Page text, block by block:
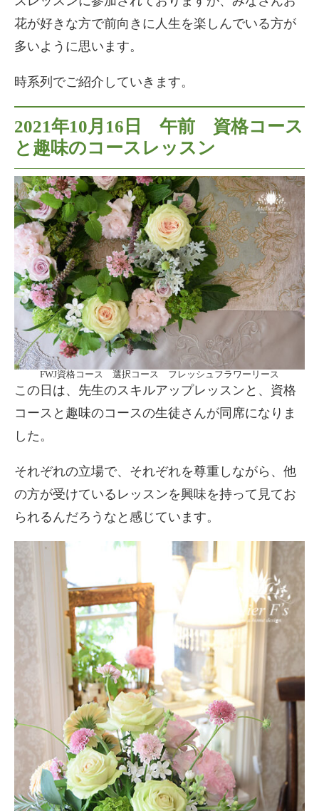
花が好きな方で前向きに人生を楽しんでいる方が
多いように思います。
時系列でご紹介していきます。
2021年10月16日 午前 資格コース
と趣味のコースレッスン
FWJ資格コース 選択コース フレッシュフラワーリース
この日は、先生のスキルアップレッスンと、資格
コースと趣味のコースの生徒さんが同席になりま
した。
それぞれの立場で、それぞれを尊重しながら、他
の方が受けているレッスンを興味を持って見てお
られるんだろうなと感じています。